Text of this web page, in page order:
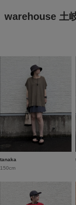
warehouse 土
tanaka
150cm